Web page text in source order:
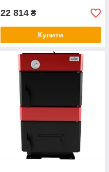
22 814 ₴
Купити